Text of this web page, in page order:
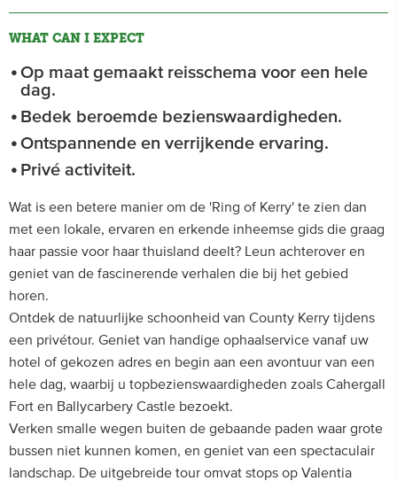
WHAT CAN I EXPECT
Op maat gemaakt reisschema voor een hele
dag.
Bedek beroemde bezienswaardigheden.
Ontspannende en verrijkende ervaring.
Privé activiteit.
Wat is een betere manier om de 'Ring of Kerry' te zien dan
met een lokale, ervaren en erkende inheemse gids die graag
haar passie voor haar thuisland deelt? Leun achterover en
geniet van de fascinerende verhalen die bij het gebied
horen.
Ontdek de natuurlijke schoonheid van County Kerry tijdens
een privétour. Geniet van handige ophaalservice vanaf uw
hotel of gekozen adres en begin aan een avontuur van een
hele dag, waarbij u topbezienswaardigheden zoals Cahergall
Fort en Ballycarbery Castle bezoekt.
Verken smalle wegen buiten de gebaande paden waar grote
bussen niet kunnen komen, en geniet van een spectaculair
landschap. De uitgebreide tour omvat stops op Valentia